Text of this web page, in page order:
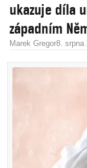
ukazuje díla
západním
Marek Gregor8. srpna